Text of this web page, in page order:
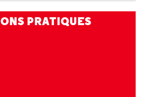
PRATIQUES